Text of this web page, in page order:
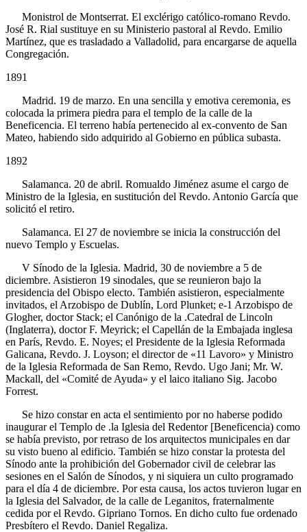
Monistrol de Montserrat. El exclérigo católico-romano Revdo.
José R. Rial sustituye en su Ministerio pastoral al Revdo. Emilio
Martínez, que es trasladado a Valladolid, para encargarse de aquella
Congregación.
1891
Madrid. 19 de marzo. En una sencilla y emotiva ceremonia, es
colocada la primera piedra para el templo de la calle de la
Beneficencia. El terreno había pertenecido al ex-convento de San
Mateo, habiendo sido adquirido al Gobierno en pública subasta.
1892
Salamanca. 20 de abril. Romualdo Jiménez asume el cargo de
Ministro de la Iglesia, en sustitución del Revdo. Antonio García que
solicitó el retiro.
Salamanca. El 27 de noviembre se inicia la construcción del
nuevo Templo y Escuelas.
V Sínodo de la Iglesia. Madrid, 30 de noviembre a 5 de
diciembre. Asistieron 19 sinodales, que se reunieron bajo la
presidencia del Obispo electo. También asistieron, especialmente
invitados, el Arzobispo de Dublín, Lord Plunket; e-1 Arzobispo de
Glogher, doctor Stack; el Canónigo de la .Catedral de Lincoln
(Inglaterra), doctor F. Meyrick; el Capellán de la Embajada inglesa
en París, Revdo. E. Noyes; el Presidente de la Iglesia Reformada
Galicana, Revdo. J. Loyson; el director de «11 Lavoro» y Ministro
de la Iglesia Reformada de San Remo, Revdo. Ugo Jani; Mr. W.
Mackall, del «Comité de Ayuda» y el laico italiano Sig. Jacobo
Forrest.
Se hizo constar en acta el sentimiento por no haberse podido
inaugurar el Templo de .la Iglesia del Redentor [Beneficencia) como
se había previsto, por retraso de los arquitectos municipales en dar
su visto bueno al edificio. También se hizo constar la protesta del
Sínodo ante la prohibición del Gobernador civil de celebrar las
sesiones en el Salón de Sínodos, y ni siquiera un culto programado
para el día 4 de diciembre. Por esta causa, los actos tuvieron lugar en
la Iglesia del Salvador, de la calle de Leganitos, fraternalmente
cedida por el Revdo. Gipriano Tornos. En dicho culto fue ordenado
Presbítero el Revdo. Daniel Regaliza.